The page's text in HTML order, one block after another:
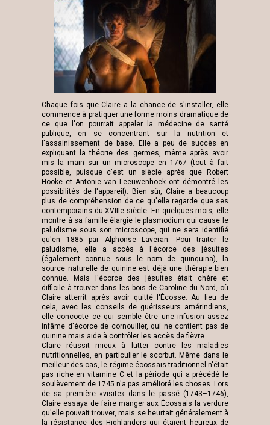
Chaque fois que Claire a la chance de s'installer, elle
commence à pratiquer une forme moins dramatique de
ce que l'on pourrait appeler la médecine de santé
publique, en se concentrant sur la nutrition et
l'assainissement de base. Elle a peu de succès en
expliquant la théorie des germes, même après avoir
mis la main sur un microscope en 1767 (tout à fait
possible, puisque c'est un siècle après que Robert
Hooke et Antonie van Leeuwenhoek ont ​​démontré les
possibilités de l'appareil). Bien sûr, Claire a beaucoup
plus de compréhension de ce qu'elle regarde que ses
contemporains du XVIIIe siècle. En quelques mois, elle
montre à sa famille élargie le plasmodium qui cause le
paludisme sous son microscope, qui ne sera identifié
qu'en 1885 par Alphonse Laveran. Pour traiter le
paludisme, elle a accès à l'écorce des jésuites
(également connue sous le nom de quinquina), la
source naturelle de quinine est déjà une thérapie bien
connue. Mais l'écorce des jésuites était chère et
difficile à trouver dans les bois de Caroline du Nord, où
Claire atterrit après avoir quitté l'Écosse. Au lieu de
cela, avec les conseils de guérisseurs amérindiens,
elle concocte ce qui semble être une infusion assez
infâme d'écorce de cornouiller, qui ne contient pas de
quinine mais aide à contrôler les accès de fièvre.
Claire réussit mieux à lutter contre les maladies
nutritionnelles, en particulier le scorbut. Même dans le
meilleur des cas, le régime écossais traditionnel n'était
pas riche en vitamine C et la période qui a précédé le
soulèvement de 1745 n'a pas amélioré les choses. Lors
de sa première «visite» dans le passé (1743–1746),
Claire essaya de faire manger aux Écossais la verdure
qu'elle pouvait trouver, mais se heurtait généralement à
la résistance des Highlanders qui étaient heureux de